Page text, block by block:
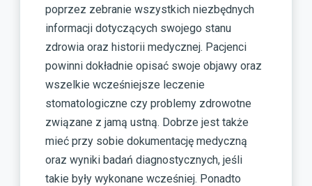
poprzez zebranie wszystkich niezbędnych
informacji dotyczących swojego stanu
zdrowia oraz historii medycznej. Pacjenci
powinni dokładnie opisać swoje objawy oraz
wszelkie wcześniejsze leczenie
stomatologiczne czy problemy zdrowotne
związane z jamą ustną. Dobrze jest także
mieć przy sobie dokumentację medyczną
oraz wyniki badań diagnostycznych, jeśli
takie były wykonane wcześniej. Ponadto